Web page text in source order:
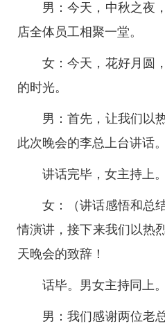
男：今天，中秋之夜
店全体员工相聚一堂。
女：今天，花好月圆
的时光。
男：首先，让我们以
此次晚会的李总上台讲话。
讲话完毕，女主持上。
女：（讲话感悟和总
情演讲，接下来我们以热
天晚会的致辞！
话毕。男女主持同上。
男：我们感谢两位老